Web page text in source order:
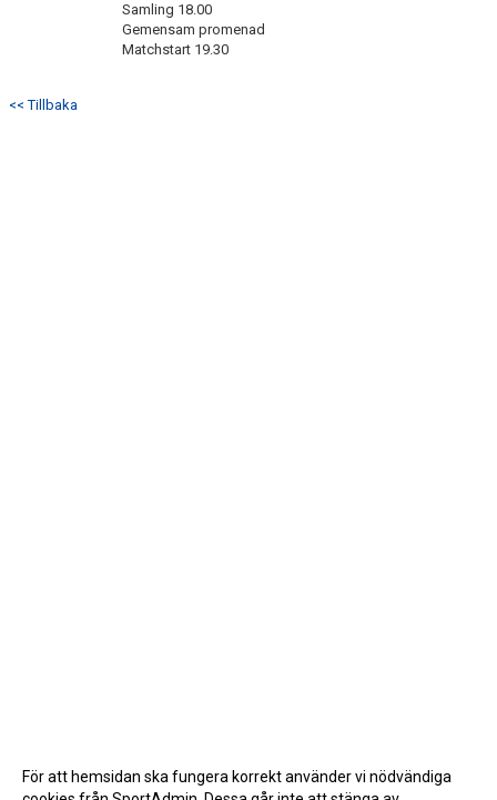
Samling 18.00
Gemensam promenad
Matchstart 19.30
<< Tillbaka
För att hemsidan ska fungera korrekt använder vi nödvändiga